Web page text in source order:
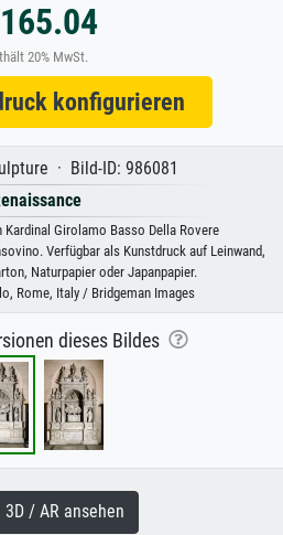
20% MwSt.
konfigurieren
· Bild-ID: 986081
Kardinal Girolamo Basso Della Rovere
Verfügbar als Kunstdruck auf Leinwand,
Naturpapier oder Japanpapier.
Rome, Italy / Bridgeman Images
dieses Bildes
/ AR ansehen